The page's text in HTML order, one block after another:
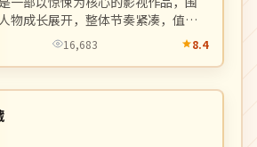
物成长展开，整体节奏紧凑，值得
16,683 8.4